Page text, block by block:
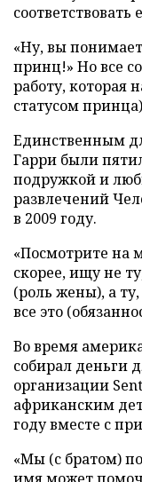
соответствовать
«Ну, вы
принц!» Но все
работу, которая
статусом
Единственным
Гарри были
подружкой и
развлечений
в 2009 году.
«Посмотрите на
скорее, ищу не
(роль жены), а
все это
Во время
собирал деньги
организации
африканским
году вместе с
«Мы (с братом)